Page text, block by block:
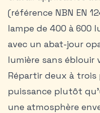
(référence NBN EN
lampe de 400 à 600
avec un abat-jour
lumière sans éblouir
Répartir deux à
puissance plutôt
une atmosphère